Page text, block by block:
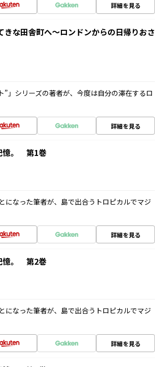
詳細を見る
な田舎町へ～ロンドンからの日帰りおさ
」シリーズの著者が、今度は自分の滞在するロ
詳細を見る
憶。 第1巻
になった筆者が、島で出合うトロピカルでマジ
詳細を見る
憶。 第2巻
になった筆者が、島で出合うトロピカルでマジ
詳細を見る